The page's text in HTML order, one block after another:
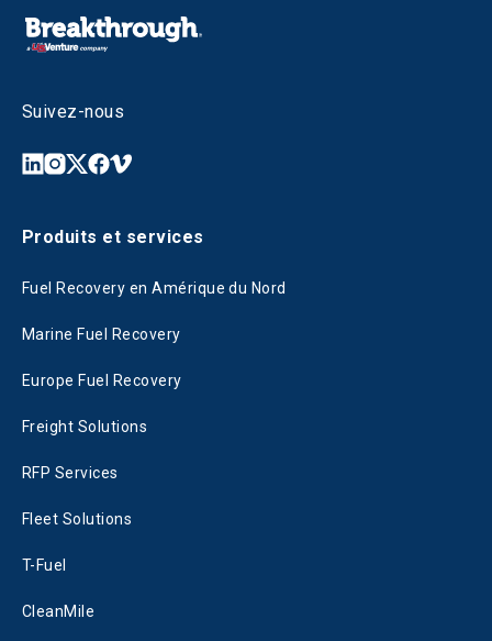
Suivez-nous
Produits et services
Fuel Recovery en Amérique du Nord
Marine Fuel Recovery
Europe Fuel Recovery
Freight Solutions
RFP Services
Fleet Solutions
T-Fuel
CleanMile